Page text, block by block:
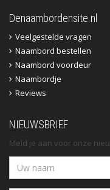
Denaambordensite.nl
Veelgestelde vragen
Naambord bestellen
Naambord voordeur
Naambordje
Reviews
NIEUWSBRIEF
Meld je aan voor onze